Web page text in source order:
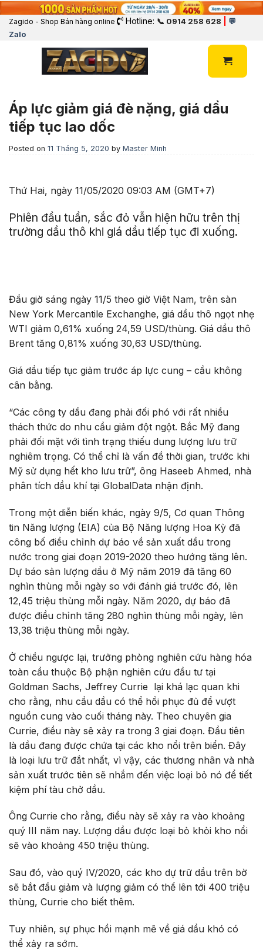
Zagido - Shop Bán hàng online Hotline: 📞 0914 258 628
💬
Zalo
Áp lực giảm giá đè nặng, giá dầu
tiếp tục lao dốc
Posted on 11 Tháng 5, 2020 by Master Minh
Thứ Hai, ngày 11/05/2020 09:03 AM (GMT+7)
Phiên đầu tuần, sắc đỏ vẫn hiện hữu trên thị
trường dầu thô khi giá dầu tiếp tục đi xuống.
Đầu giờ sáng ngày 11/5 theo giờ Việt Nam, trên sàn
New York Mercantile Exchanghe, giá dầu thô ngọt nhẹ
WTI giảm 0,61% xuống 24,59 USD/thùng. Giá dầu thô
Brent tăng 0,81% xuống 30,63 USD/thùng.
Giá dầu tiếp tục giảm trước áp lực cung – cầu không
cân bằng.
“Các công ty dầu đang phải đối phó với rất nhiều
thách thức do nhu cầu giảm đột ngột. Bắc Mỹ đang
phải đối mặt với tình trạng thiếu dung lượng lưu trữ
nghiêm trọng. Có thể chỉ là vấn đề thời gian, trước khi
Mỹ sử dụng hết kho lưu trữ”, ông Haseeb Ahmed, nhà
phân tích dầu khí tại GlobalData nhận định.
Trong một diễn biến khác, ngày 9/5, Cơ quan Thông
tin Năng lượng (EIA) của Bộ Năng lượng Hoa Kỳ đã
công bố điều chỉnh dự báo về sản xuất dầu trong
nước trong giai đoạn 2019-2020 theo hướng tăng lên.
Dự báo sản lượng dầu ở Mỹ năm 2019 đã tăng 60
nghìn thùng mỗi ngày so với đánh giá trước đó, lên
12,45 triệu thùng mỗi ngày. Năm 2020, dự báo đã
được điều chỉnh tăng 280 nghìn thùng mỗi ngày, lên
13,38 triệu thùng mỗi ngày.
Ở chiều ngược lại, trưởng phòng nghiên cứu hàng hóa
toàn cầu thuộc Bộ phận nghiên cứu đầu tư tại
Goldman Sachs, Jeffrey Currie lại khá lạc quan khi
cho rằng, nhu cầu dầu có thể hồi phục đủ để vượt
nguồn cung vào cuối tháng này. Theo chuyên gia
Currie, điều này sẽ xảy ra trong 3 giai đoạn. Đầu tiên
là dầu đang được chứa tại các kho nổi trên biển. Đây
là loại lưu trữ đắt nhất, vì vậy, các thương nhân và nhà
sản xuất trước tiên sẽ nhắm đến việc loại bỏ nó để tiết
kiệm phí tàu chở dầu.
Ông Currie cho rằng, điều này sẽ xảy ra vào khoảng
quý III năm nay. Lượng dầu được loại bỏ khỏi kho nổi
sẽ vào khoảng 450 triệu thùng.
Sau đó, vào quý IV/2020, các kho dự trữ dầu trên bờ
sẽ bắt đầu giảm và lượng giảm có thể lên tới 400 triệu
thùng, Currie cho biết thêm.
Tuy nhiên, sự phục hồi mạnh mẽ về giá dầu khó có
thể xảy ra sớm.